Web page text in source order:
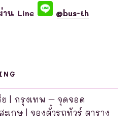
าน Line
@bus-th
| กรุงเทพ – จุดจอด
เกษ | จองตั๋วรถทัวร์ ตาราง